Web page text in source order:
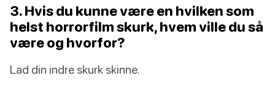
3. Hvis du kunne være en hvilken som
helst horrorfilm skurk, hvem ville du så
være og hvorfor?
Lad din indre skurk skinne.